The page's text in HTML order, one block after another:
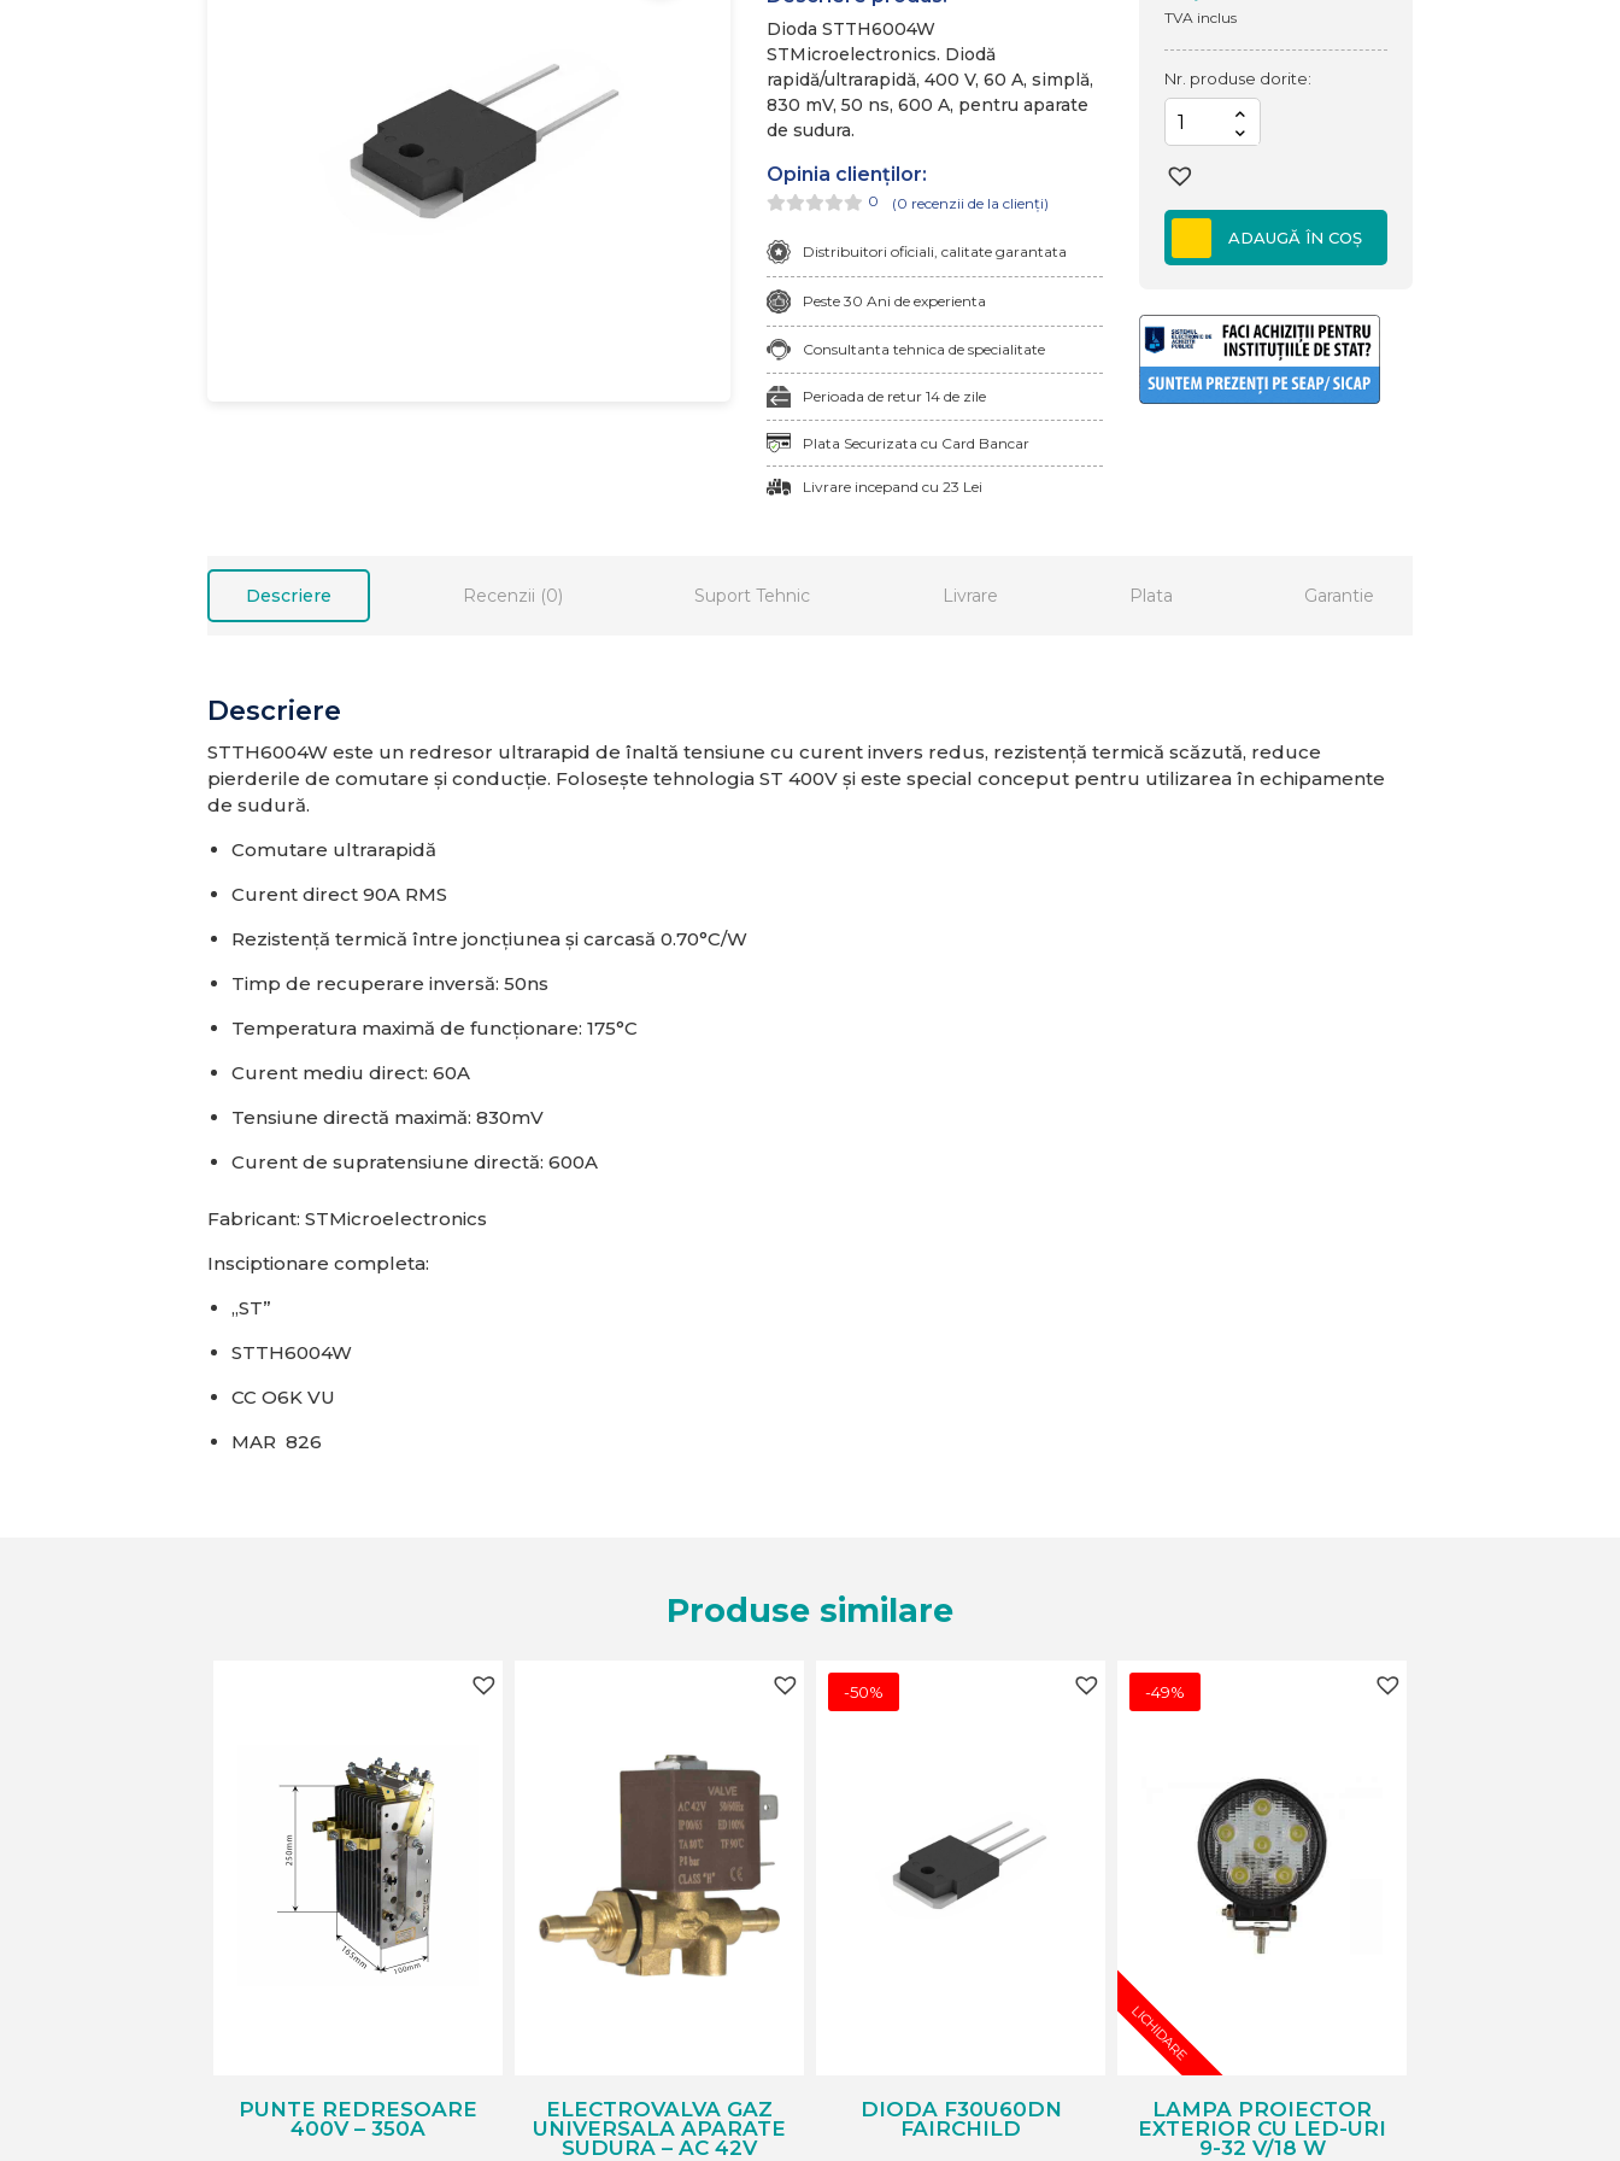
Dioda STTH6004W
STMicroelectronics. Diodă
rapidă/ultrarapidă, 400 V, 60 A, simplă,
830 mV, 50 ns, 600 A, pentru aparate
de sudura.
Opinia clienților:
0 (0 recenzii de la clienți)
Distribuitori oficiali, calitate garantata
Peste 30 Ani de experienta
Consultanta tehnica de specialitate
Perioada de retur 14 de zile
Plata Securizata cu Card Bancar
Livrare incepand cu 23 Lei
inițial
fost:
43,56 lei.
21,78 lei.
TVA inclus
Nr. produse dorite:
Cantitate
Dioda
STTH6004W
STMicroelectronics
ADAUGĂ ÎN COȘ
Descriere Recenzii (0) Suport Tehnic Livrare Plata Garantie
Descriere
STTH6004W este un redresor ultrarapid de înaltă tensiune cu curent invers redus, rezistență termică scăzută, reduce
pierderile de comutare și conducție. Folosește tehnologia ST 400V și este special conceput pentru utilizarea în echipamente
de sudură.
Comutare ultrarapidă
Curent direct 90A RMS
Rezistență termică între joncțiunea și carcasă 0.70°C/W
Timp de recuperare inversă: 50ns
Temperatura maximă de funcționare: 175°C
Curent mediu direct: 60A
Tensiune directă maximă: 830mV
Curent de supratensiune directă: 600A
Fabricant: STMicroelectronics
Insciptionare completa:
„ST”
STTH6004W
CC O6K VU
MAR 826
Produse similare
PUNTE REDRESOARE
400V – 350A
ELECTROVALVA GAZ
UNIVERSALA APARATE
SUDURA – AC 42V
-50%
DIODA F30U60DN
FAIRCHILD
-49%
LICHIDARE
LAMPA PROIECTOR
EXTERIOR CU LED-URI
9-32 V/18 W